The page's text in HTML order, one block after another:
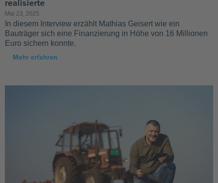
realisierte
Mai 23, 2025
In diesem Interview erzählt Mathias Geisert wie ein
Bauträger sich eine Finanzierung in Höhe von 16 Millionen
Euro sichern konnte.
Mehr erfahren